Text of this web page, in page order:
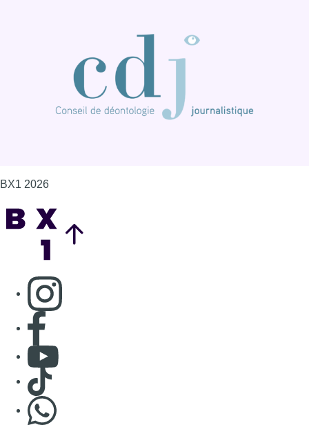
BX1 2026
Consulter page Instagram
Consulter page Facebook
Consulter Youtube
Consulter TikTok